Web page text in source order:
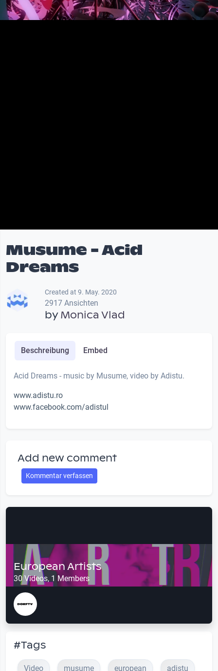
Musume - Acid
Dreams
Created at 9. May. 2020
2917 Ansichten
byMonica Vlad
Beschreibung Embed
Acid Dreams - music by Musume, video by Adistu.
www.adistu.ro
www.facebook.com/adistul
Add new comment
Kommentar verfassen
European Artists
30 Videos, 1 Members
#Tags
Video musume european adistu